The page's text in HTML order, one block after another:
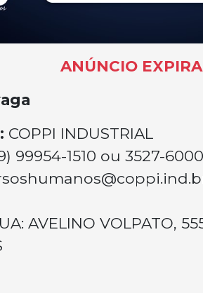
ANÚNCIO
COPPI INDUSTRIAL
99954-1510 ou 3527-6000
AVELINO VOLPATO,